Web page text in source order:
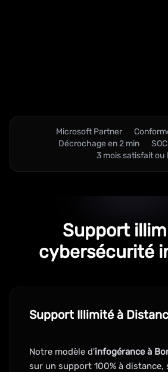
Microsoft Partner
Décrochage en 2 min
3 mois satisfait ou
Support
cybersécurité
Support Illimité à
Notre modèle d'infogérance à
sur un support 100% à distance,